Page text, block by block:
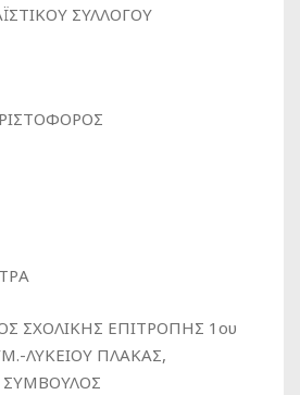
ΣΥΛΛΟΓΟΥ
ΣΧΟΛΙΚΗΣ ΕΠΙΤΡΟΠΗΣ 1ου
ΛΥΚΕΙΟΥ ΠΛΑΚΑΣ,
ΣΥΜΒΟΥΛΟΣ